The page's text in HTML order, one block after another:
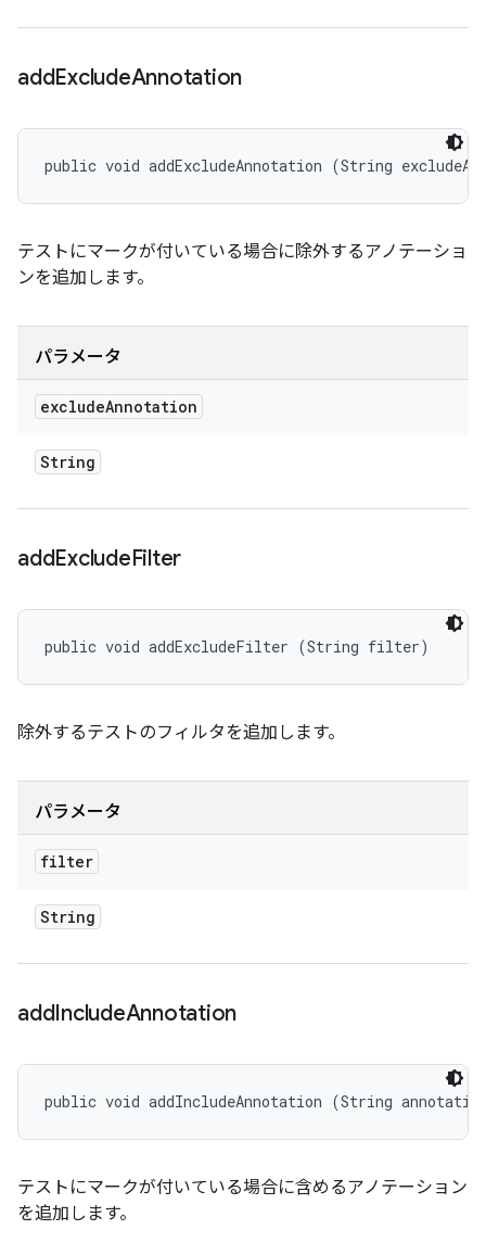
addExcludeAnnotation
public void addExcludeAnnotation (String
テストにマークが付いている場合に除外するアノテーショ
ンを追加します。
パラメータ
excludeAnnotation
String
addExcludeFilter
public void addExcludeFilter (String filter)
除外するテストのフィルタを追加します。
パラメータ
filter
String
addIncludeAnnotation
public void addIncludeAnnotation (String
テストにマークが付いている場合に含めるアノテーション
を追加します。